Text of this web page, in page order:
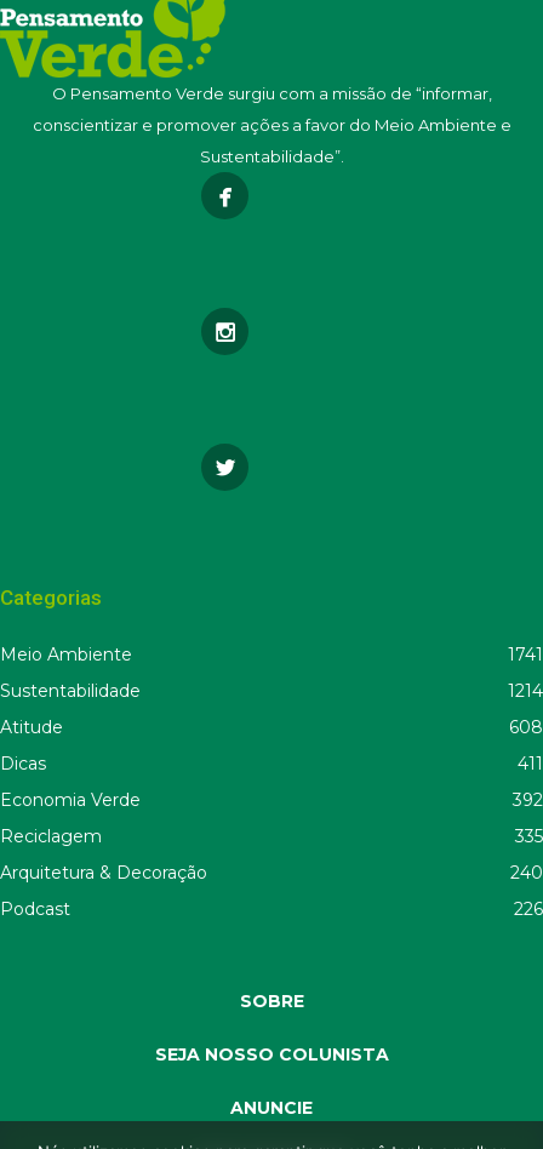
O Pensamento Verde surgiu com a missão de “informar,
conscientizar e promover ações a favor do Meio Ambiente e
Sustentabilidade”.
Categorias
Meio Ambiente
1741
Sustentabilidade
1214
Atitude
608
Dicas
411
Economia Verde
392
Reciclagem
335
Arquitetura & Decoração
240
Podcast
226
SOBRE
SEJA NOSSO COLUNISTA
ANUNCIE